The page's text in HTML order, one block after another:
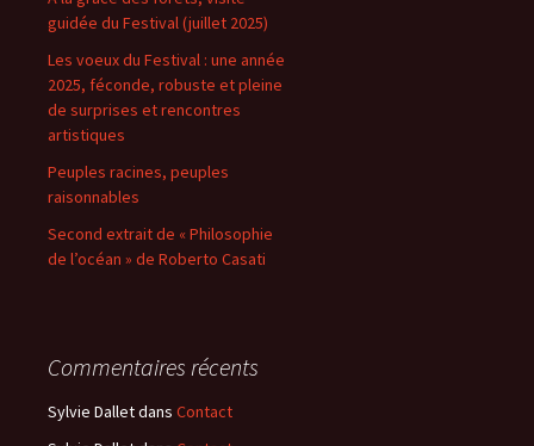
guidée du Festival (juillet 2025)
Les voeux du Festival : une année
2025, féconde, robuste et pleine
de surprises et rencontres
artistiques
Peuples racines, peuples
raisonnables
Second extrait de « Philosophie
de l’océan » de Roberto Casati
Commentaires récents
Sylvie Dalletdans Contact